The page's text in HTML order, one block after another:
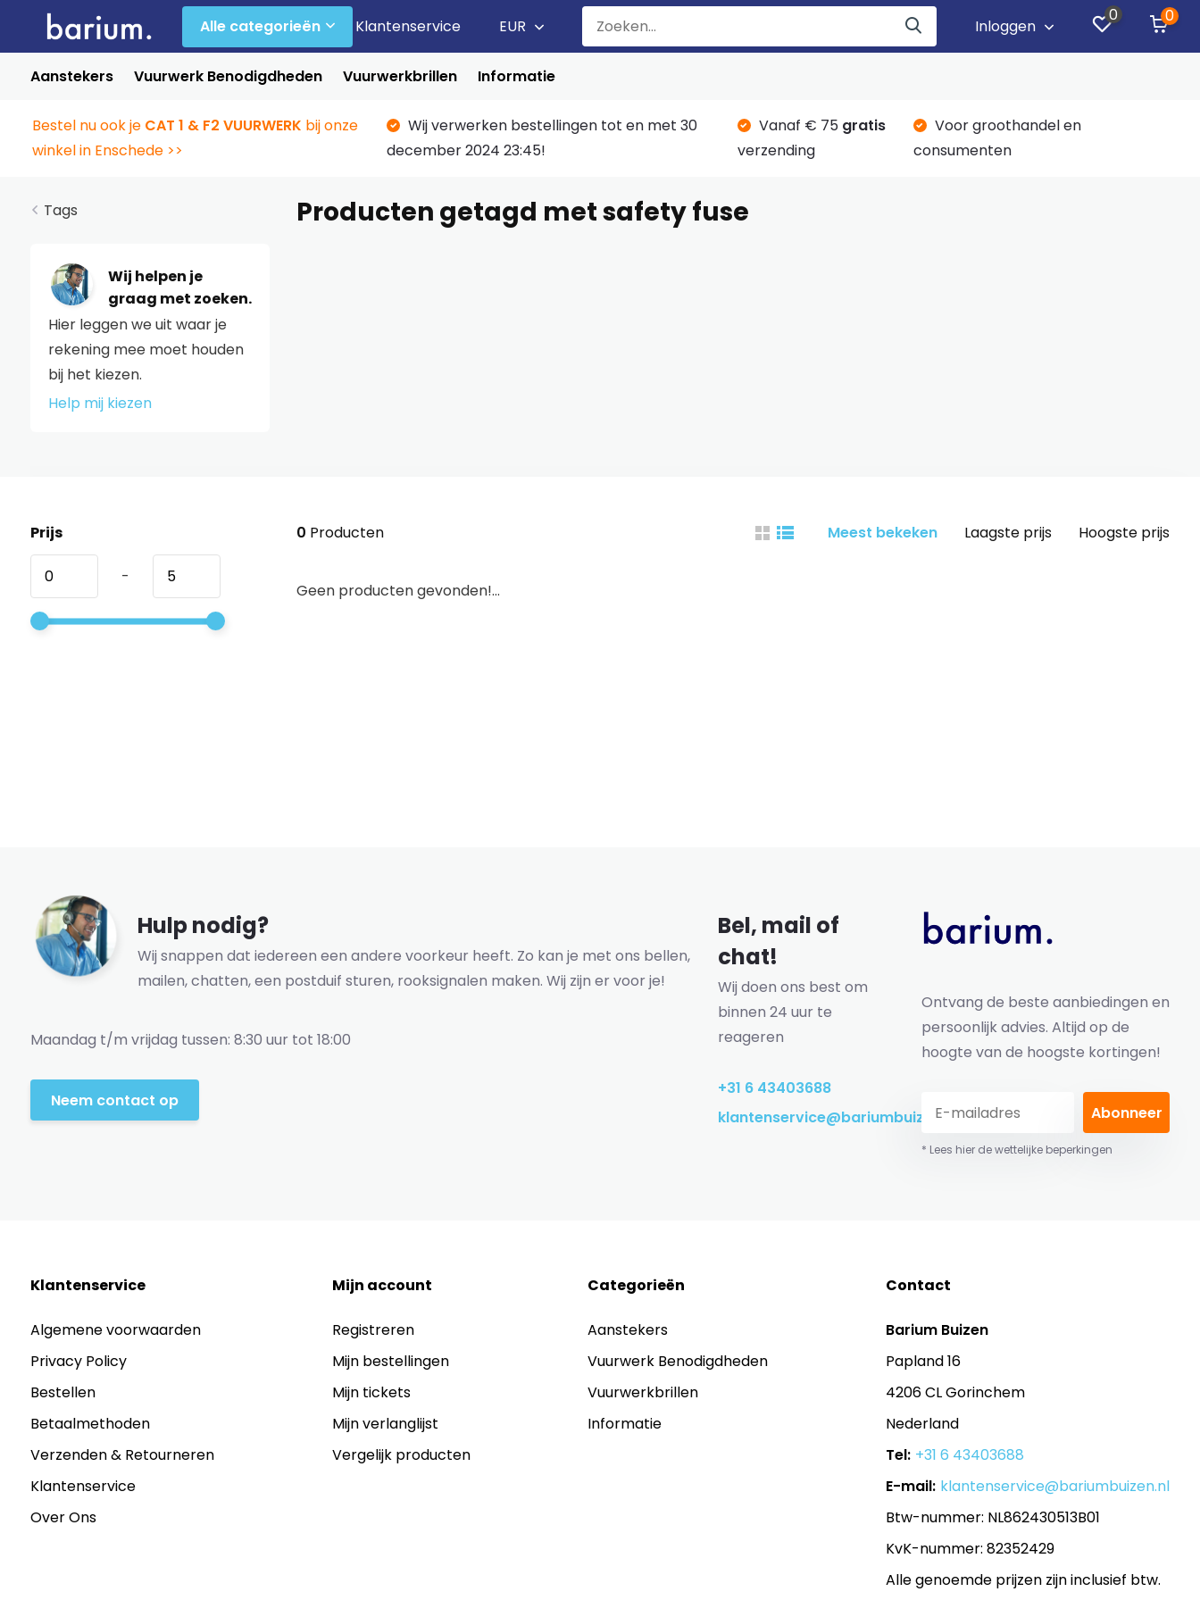
Alle categorieën Klantenservice EUR Inloggen
0 0
Aanstekers Vuurwerk Benodigdheden Vuurwerkbrillen Informatie
Bestel nu ook je CAT 1 & F2 VUURWERK bij onze
winkel in Enschede >>
Wij verwerken bestellingen tot en met 30
december 2024 23:45!
Vanaf € 75 gratis
verzending
Voor groothandel en
consumenten
Tags
Wij helpen je
graag met zoeken.
Hier leggen we uit waar je
rekening mee moet houden
bij het kiezen.
Help mij kiezen
Producten getagd met safety fuse
Prijs
-
0 Producten Meest bekeken Laagste prijs Hoogste prijs
Geen producten gevonden!...
Hulp nodig?
Wij snappen dat iedereen een andere voorkeur heeft. Zo kan je met ons bellen,
mailen, chatten, een postduif sturen, rooksignalen maken. Wij zijn er voor je!
Maandag t/m vrijdag tussen: 8:30 uur tot 18:00
Neem contact op
Bel, mail of
chat!
Wij doen ons best om
binnen 24 uur te
reageren
+31 6 43403688
klantenservice@bariumbuizen.nl
Ontvang de beste aanbiedingen en
persoonlijk advies. Altijd op de
hoogte van de hoogste kortingen!
Abonneer
* Lees hier de wettelijke beperkingen
Klantenservice
Algemene voorwaarden
Privacy Policy
Bestellen
Betaalmethoden
Verzenden & Retourneren
Klantenservice
Over Ons
Mijn account
Registreren
Mijn bestellingen
Mijn tickets
Mijn verlanglijst
Vergelijk producten
Categorieën
Aanstekers
Vuurwerk Benodigdheden
Vuurwerkbrillen
Informatie
Contact
Barium Buizen
Papland 16
4206 CL Gorinchem
Nederland
Tel: +31 6 43403688
E-mail: klantenservice@bariumbuizen.nl
Btw-nummer: NL862430513B01
KvK-nummer: 82352429
Alle genoemde prijzen zijn inclusief btw.